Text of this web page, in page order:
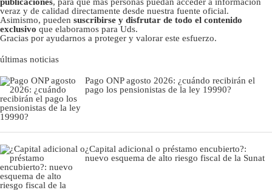
veraz y de calidad directamente desde nuestra fuente oficial.
Asimismo, pueden suscribirse y disfrutar de todo el contenido
exclusivo que elaboramos para Uds.
Gracias por ayudarnos a proteger y valorar este esfuerzo.
últimas noticias
Pago ONP agosto 2026: ¿cuándo recibirán el
pago los pensionistas de la ley 19990?
¿Capital adicional o préstamo encubierto?:
nuevo esquema de alto riesgo fiscal de la Sunat